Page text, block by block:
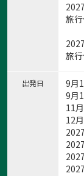
旅
旅
出発日
9月
9月
11
12